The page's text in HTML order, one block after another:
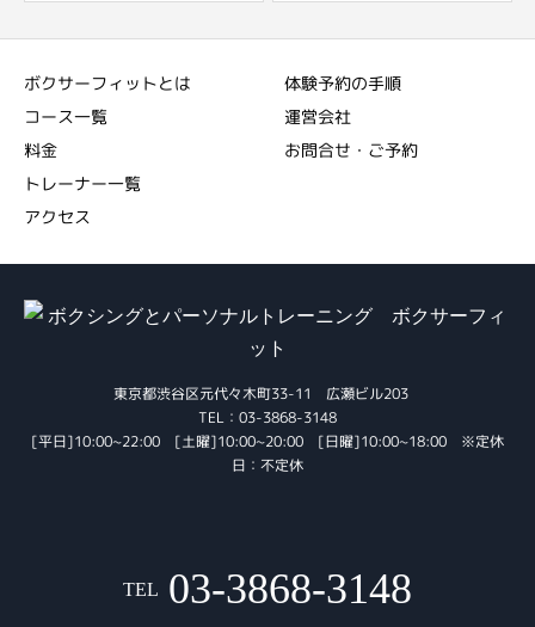
ボクサーフィットとは
コース一覧
料金
トレーナー一覧
アクセス
体験予約の手順
運営会社
お問合せ・ご予約
東京都渋谷区元代々木町33-11 広瀬ビル203
TEL：03-3868-3148
[平日]10:00~22:00 [土曜]10:00~20:00 [日曜]10:00~18:00 ※定休
日：不定休
TEL 03-3868-3148